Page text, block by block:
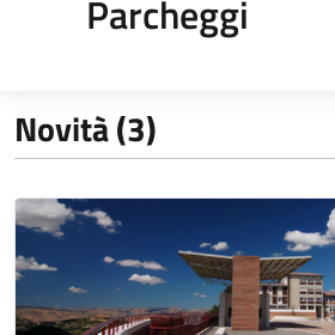
Parcheggi
Novità (3)